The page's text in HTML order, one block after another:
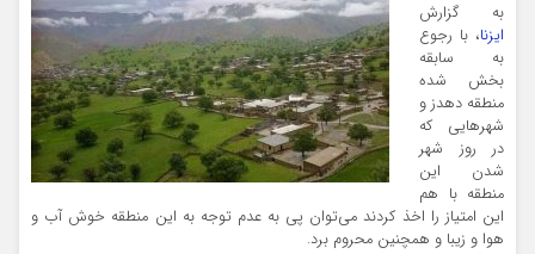
به گزارش
ایزنا، با رجوع
به سابقه
بخش شده
منطقه دهدز و
شهرهایی که
در روز شهر
شدن این
منطقه با هم
این امتیاز را اخذ کردند می‌توان پی به عدم توجه به این منطقه خوش آب و
هوا و زیبا و همچنین محروم برد.